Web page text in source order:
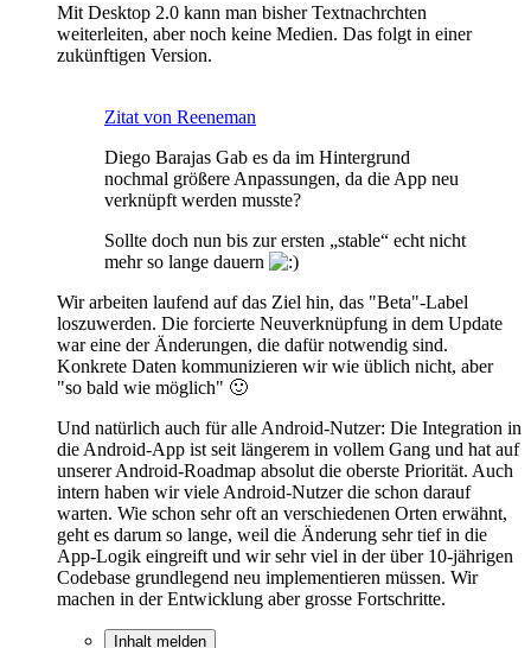
Mit Desktop 2.0 kann man bisher Textnachrchten
weiterleiten, aber noch keine Medien. Das folgt in einer
zukünftigen Version.
Zitat von Reeneman
Diego Barajas Gab es da im Hintergrund
nochmal größere Anpassungen, da die App neu
verknüpft werden musste?
Sollte doch nun bis zur ersten „stable“ echt nicht
mehr so lange dauern
Wir arbeiten laufend auf das Ziel hin, das "Beta"-Label
loszuwerden. Die forcierte Neuverknüpfung in dem Update
war eine der Änderungen, die dafür notwendig sind.
Konkrete Daten kommunizieren wir wie üblich nicht, aber
"so bald wie möglich" 🙂
Und natürlich auch für alle Android-Nutzer: Die Integration in
die Android-App ist seit längerem in vollem Gang und hat auf
unserer Android-Roadmap absolut die oberste Priorität. Auch
intern haben wir viele Android-Nutzer die schon darauf
warten. Wie schon sehr oft an verschiedenen Orten erwähnt,
geht es darum so lange, weil die Änderung sehr tief in die
App-Logik eingreift und wir sehr viel in der über 10-jährigen
Codebase grundlegend neu implementieren müssen. Wir
machen in der Entwicklung aber grosse Fortschritte.
Inhalt melden